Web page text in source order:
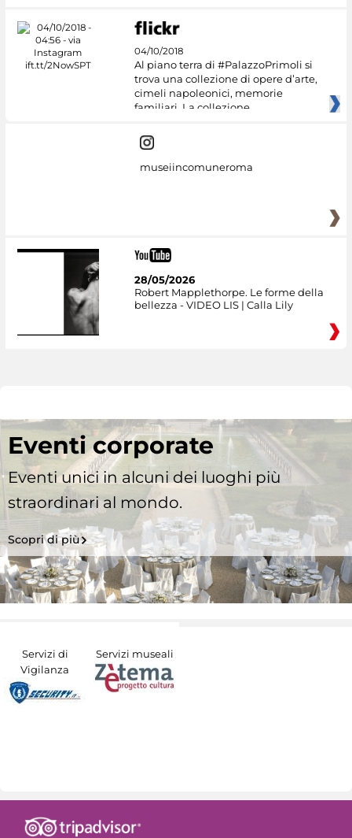
04/10/2018
Al piano terra di #PalazzoPrimoli si
trova una collezione di opere d’arte,
cimeli napoleonici, memorie
familiari. La collezione
museiincomuneroma
28/05/2026
Robert Mapplethorpe. Le forme della
bellezza - VIDEO LIS | Calla Lily
Eventi corporate
Eventi unici in alcuni dei luoghi più
straordinari al mondo.
Scopri di più
Servizi di
Vigilanza
Servizi museali